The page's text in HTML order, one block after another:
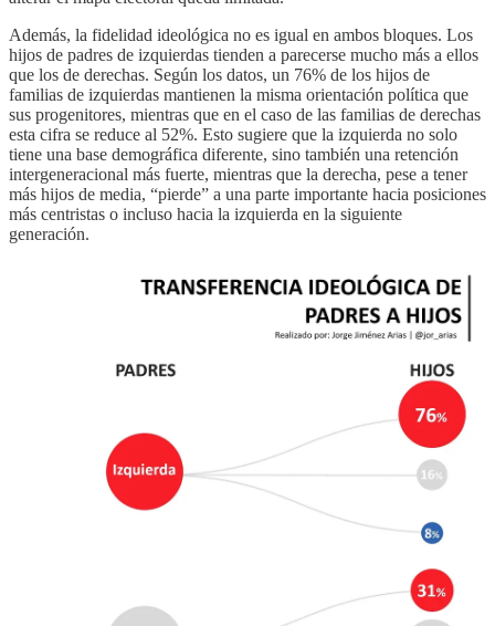
Además, la fidelidad ideológica no es igual en ambos bloques. Los
hijos de padres de izquierdas tienden a parecerse mucho más a ellos
que los de derechas. Según los datos, un 76% de los hijos de
familias de izquierdas mantienen la misma orientación política que
sus progenitores, mientras que en el caso de las familias de derechas
esta cifra se reduce al 52%. Esto sugiere que la izquierda no solo
tiene una base demográfica diferente, sino también una retención
intergeneracional más fuerte, mientras que la derecha, pese a tener
más hijos de media, “pierde” a una parte importante hacia posiciones
más centristas o incluso hacia la izquierda en la siguiente
generación.